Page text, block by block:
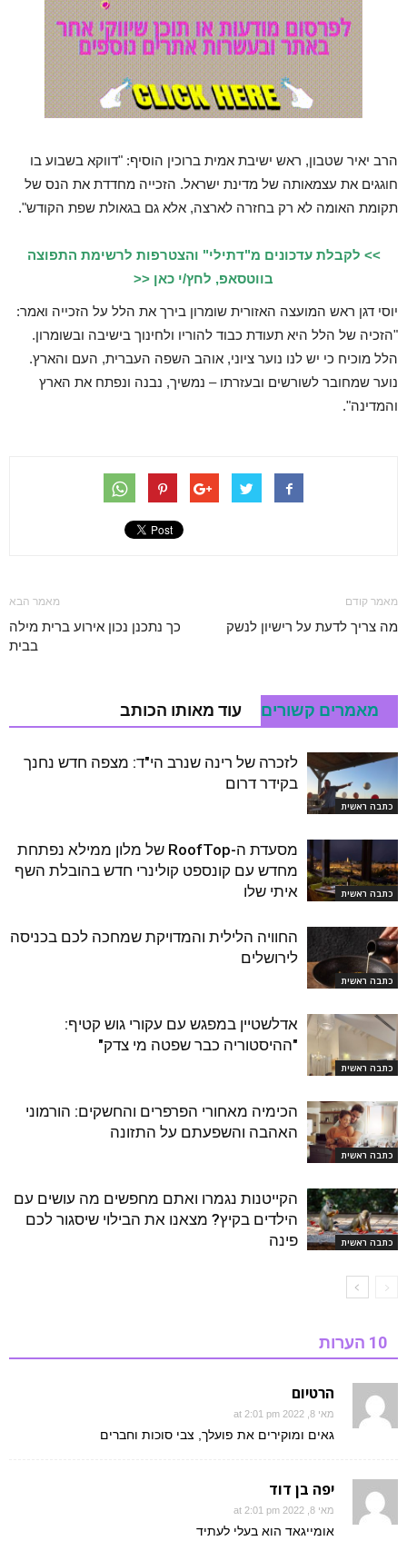
הרב יאיר שטבון, ראש ישיבת אמית ברוכין הוסיף: "דווקא בשבוע בו
חוגגים את עצמאותה של מדינת ישראל. הזכייה מחדדת את הנס של
תקומת האומה לא רק בחזרה לארצה, אלא גם בגאולת שפת הקודש".
>> לקבלת עדכונים מ"דתילי" והצטרפות לרשימת התפוצה
בווטסאפ, לחץ/י כאן <<
יוסי דגן ראש המועצה האזורית שומרון בירך את הלל על הזכייה ואמר:
"הזכיה של הלל היא תעודת כבוד להוריו ולחינוך בישיבה ובשומרון.
הלל מוכיח כי יש לנו נוער ציוני, אוהב השפה העברית, העם והארץ.
נוער שמחובר לשורשים ובעזרתו – נמשיך, נבנה ונפתח את הארץ
והמדינה".
מאמר קודם
מה צריך לדעת על רישיון לנשק
מאמר הבא
כך נתכנן נכון אירוע ברית מילה
בבית
מאמרים קשורים עוד מאותו הכותב
כתבה ראשית
לזכרה של רינה שנרב הי"ד: מצפה חדש נחנך
בקידר דרום
כתבה ראשית
מסעדת ה-RoofTop של מלון ממילא נפתחת
מחדש עם קונספט קולינרי חדש בהובלת השף
איתי שלו
כתבה ראשית
החוויה הלילית והמדויקת שמחכה לכם בכניסה
לירושלים
כתבה ראשית
אדלשטיין במפגש עם עקורי גוש קטיף:
"ההיסטוריה כבר שפטה מי צדק"
כתבה ראשית
הכימיה מאחורי הפרפרים והחשקים: הורמוני
האהבה והשפעתם על התזונה
כתבה ראשית
הקייטנות נגמרו ואתם מחפשים מה עושים עם
הילדים בקיץ? מצאנו את הבילוי שיסגור לכם
פינה
10 הערות
הרטיום
מאי 8, 2022 at 2:01 pm
גאים ומוקירים את פועלך, צבי סוכות וחברים
יפה בן דוד
מאי 8, 2022 at 2:01 pm
אומייגאד הוא בעלי לעתיד